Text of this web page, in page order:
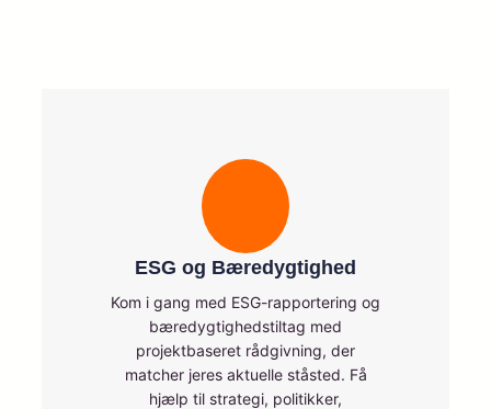
ESG og Bæredygtighed
Kom i gang med ESG-rapportering og
bæredygtighedstiltag med
projektbaseret rådgivning, der
matcher jeres aktuelle ståsted. Få
hjælp til strategi, politikker,